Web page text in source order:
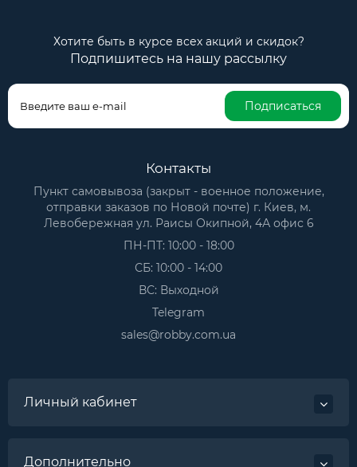
Хотите быть в курсе всех акций и скидок?
Подпишитесь на нашу рассылку
Подписаться
Контакты
Пункт самовывоза (закрыт - военное положение,
отправки заказов по Новой почте) г. Киев, м.
Левобережная ул. Раисы Окипной, 4А офис 6
ПН-ПТ: 10:00 - 18:00
СБ: 10:00 - 14:00
ВС: Выходной
Telegram
sales@robby.com.ua
Личный кабинет
Дополнительно